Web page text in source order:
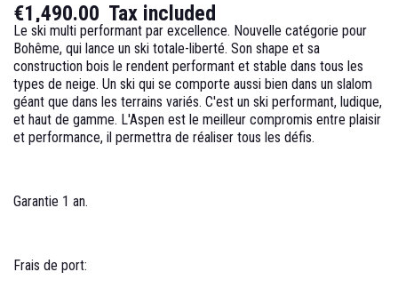
€1,490.00 Tax included
Le ski multi performant par excellence. Nouvelle catégorie pour
Bohême, qui lance un ski totale-liberté. Son shape et sa
construction bois le rendent performant et stable dans tous les
types de neige. Un ski qui se comporte aussi bien dans un slalom
géant que dans les terrains variés. C'est un ski performant, ludique,
et haut de gamme. L'Aspen est le meilleur compromis entre plaisir
et performance, il permettra de réaliser tous les défis.
Garantie 1 an.
Frais de port: